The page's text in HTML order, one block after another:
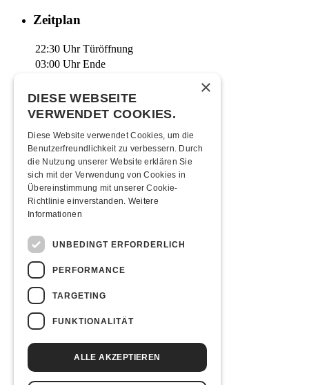
Zeitplan
22:30 Uhr Türöffnung
03:00 Uhr Ende
Mindestalter
16 Jahre (ID, Pass, Führerschein)
Moonliner
Moonlinerfahrplan ab Kofmehl
Anreise
Übernachten
Jugendherberge Solothurn (inkl. Rabatt)
Hotel Kreuz Solothurn
Hotel Astoria Solothurn
H4 Hotel
Essenstipps
Pier 11
×
DIESE WEBSEITE
VERWENDET COOKIES.
Diese Website verwendet Cookies, um die
Benutzerfreundlichkeit zu verbessern. Durch
die Nutzung unserer Website erklären Sie
sich mit der Verwendung von Cookies in
Übereinstimmung mit unserer Cookie-
Richtlinie einverstanden. Weitere
Informationen
UNBEDINGT ERFORDERLICH
PERFORMANCE
TARGETING
FUNKTIONALITÄT
ALLE AKZEPTIEREN